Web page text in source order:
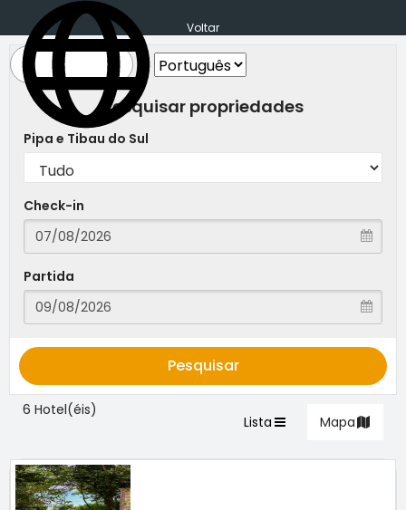
Voltar
Pesquisar propriedades
Pipa e Tibau do Sul
Check-in
Partida
Pesquisar
6 Hotel(éis)
Lista Mapa